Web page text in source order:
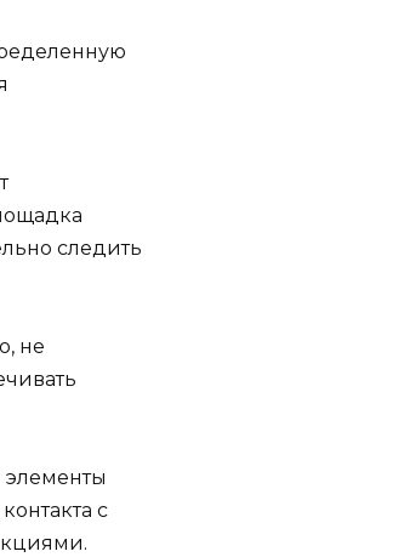
следить
не
элементы
с